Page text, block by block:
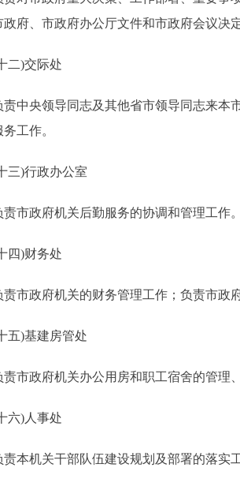
政府、市政府办公厅文件和市政府会议决
)交际处
央领导同志及其他省市领导同志来本市
工作。
)行政办公室
政府机关后勤服务的协调和管理工
)财务处
政府机关的财务管理工作；负责市政
)基建房管处
政府机关办公用房和职工宿舍的管理
)人事处
机关干部队伍建设规划及部署的落实工